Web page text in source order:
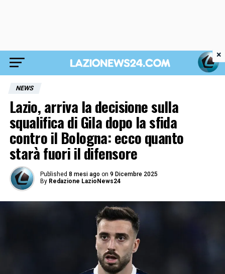
NEWS
Lazio, arriva la decisione sulla
squalifica di Gila dopo la sfida
contro il Bologna: ecco quanto
starà fuori il difensore
Published 8 mesi ago on 9 Dicembre 2025
By Redazione LazioNews24
×